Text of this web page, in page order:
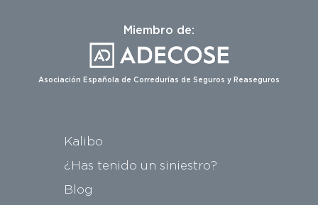
Miembro de:
Asociación Española de Corredurías de Seguros y Reaseguros
Kalibo
¿Has tenido un siniestro?
Blog